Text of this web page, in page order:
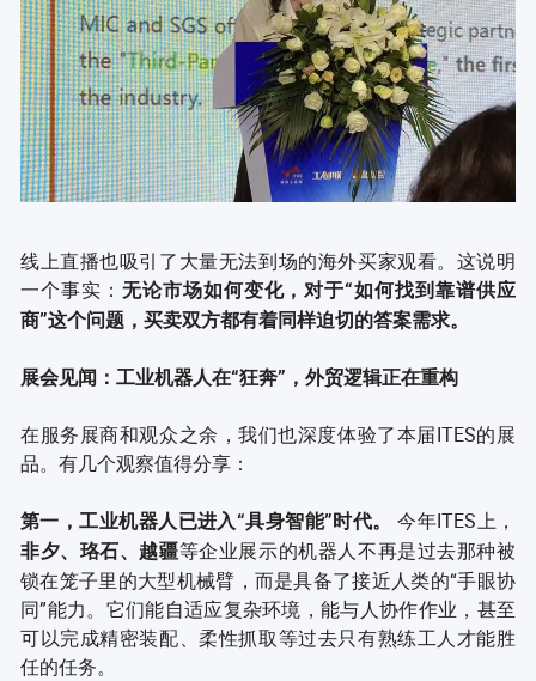
线上直播也吸引了大量无法到场的海外买家观看。这说明
一个事实： 无论市场如何变化，对于“如何找到靠谱供应
商”这个问题，买卖双方都有着同样迫切的答案需求。
展会见闻：工业机器人在“狂奔”，外贸逻辑正在重构
在服务展商和观众之余，我们也深度体验了本届ITES的展
品。有几个观察值得分享：
第一，工业机器人已进入“具身智能”时代。 今年ITES上，
非夕、珞石、越疆等企业展示的机器人不再是过去那种被
锁在笼子里的大型机械臂，而是具备了接近人类的“手眼协
同”能力。它们能自适应复杂环境，能与人协作作业，甚至
可以完成精密装配、柔性抓取等过去只有熟练工人才能胜
任的任务。